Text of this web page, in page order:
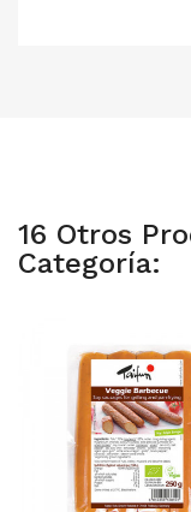
16 Otros
Categoría: